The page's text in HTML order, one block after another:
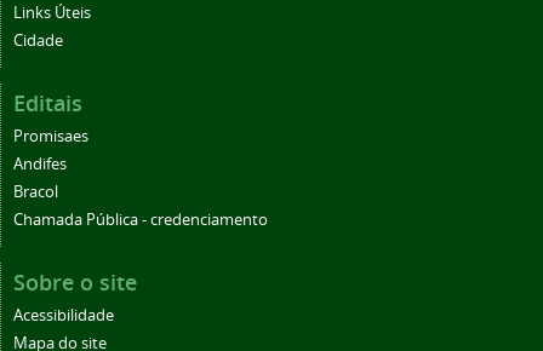
Links Úteis
Cidade
Editais
Promisaes
Andifes
Bracol
Chamada Pública - credenciamento
Sobre o site
Acessibilidade
Mapa do site